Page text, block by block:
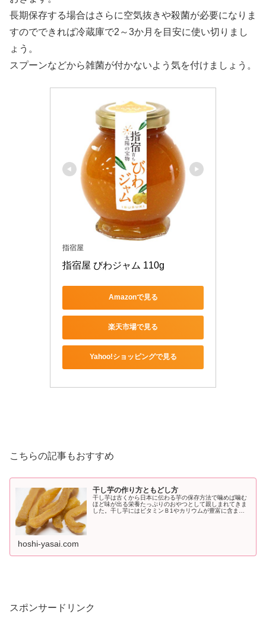
長期保存する場合はさらに空気抜きや殺菌が必要になりま
すのでできれば冷蔵庫で2～3か月を目安に使い切りまし
ょう。
スプーンなどから雑菌が付かないよう気を付けましょう。
指宿屋
指宿屋 びわジャム 110g
Amazonで見る
楽天市場で見る
Yahoo!ショッピングで見る
こちらの記事もおすすめ
干し芋の作り方ともどし方
干し芋は古くから日本に伝わる芋の保存方法で噛めば噛む
ほど味が出る栄養たっぷりのおやつとして親しまれてきま
した。干し芋にはビタミンＢ1やカリウムが豊富に含まれ
hoshi-yasai.com
スポンサードリンク